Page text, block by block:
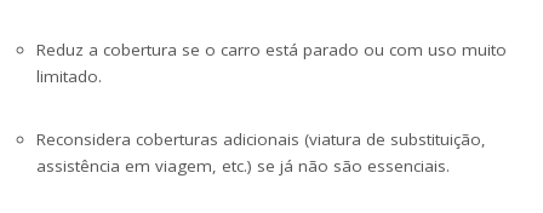
Reduz a cobertura se o carro está parado ou com uso muito
limitado.
Reconsidera coberturas adicionais (viatura de substituição,
assistência em viagem, etc.) se já não são essenciais.